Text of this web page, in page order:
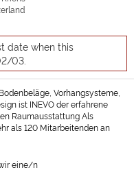
date when this
03.
Vorhangsysteme,
ist INEVO der erfahrene
Raumausstattung Als
als 120 Mitarbeitenden an
eine/n